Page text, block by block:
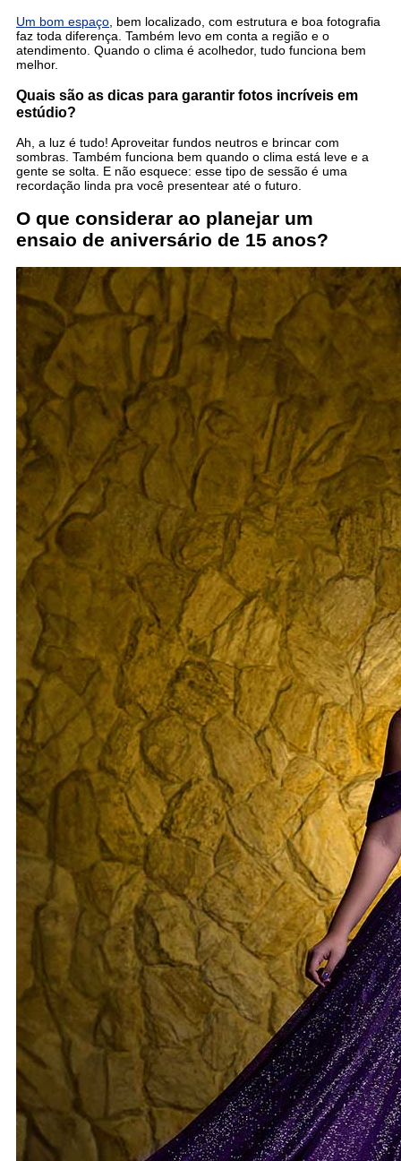
Um bom espaço , bem localizado, com estrutura e boa fotografia
faz toda diferença. Também levo em conta a região e o
atendimento. Quando o clima é acolhedor, tudo funciona bem
melhor.
Quais são as dicas para garantir fotos incríveis em
estúdio?
Ah, a luz é tudo! Aproveitar fundos neutros e brincar com
sombras. Também funciona bem quando o clima está leve e a
gente se solta. E não esquece: esse tipo de sessão é uma
recordação linda pra você presentear até o futuro.
O que considerar ao planejar um
ensaio de aniversário de 15 anos?